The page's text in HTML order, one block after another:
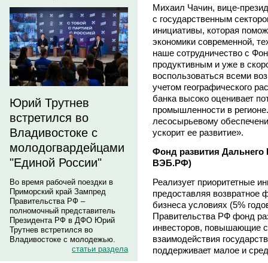
Юрий Трутнев
встретился во
Владивостоке с
молодогвардейцами
"Единой России"
Во время рабочей поездки в
Приморский край Зампред
Правительства РФ –
полномочный представитель
Президента РФ в ДФО Юрий
Трутнев встретился во
Владивостоке с молодежью.
статьи раздела
Михаил Чачин, вице-
с государственным
инициативы, которая
экономики современной,
наше сотрудничество с
продуктивным и уже в
воспользоваться всеми
учетом географического
банка высоко оценивает
промышленности в
лесосырьевому
ускорит ее развитие».
Фонд развития Дальнего
ВЭБ.РФ)
Реализует приоритетные
предоставляя возвратное
бизнеса условиях (5%
Правительства РФ фонд
инвесторов, повышающие
взаимодействия
поддерживает малое и